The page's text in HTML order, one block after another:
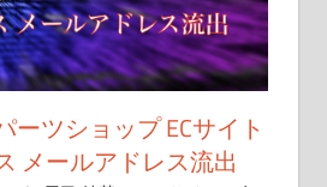
ーツショップ ECサイト
メールアドレス流出